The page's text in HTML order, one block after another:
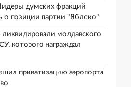
думских фракций
о позиции партии "Яблоко"
молдавского
которого награждал
приватизацию аэропорта